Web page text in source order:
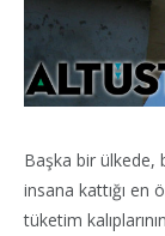
Başka bir ülkede,
insana kattığı en
tüketim